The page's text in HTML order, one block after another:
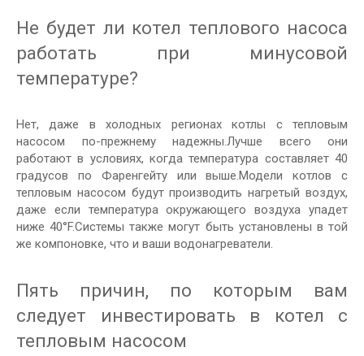
Не будет ли котел теплового насоса
работать при минусовой
температуре?
Нет, даже в холодных регионах котлы с тепловым
насосом по-прежнему надежны.Лучше всего они
работают в условиях, когда температура составляет 40
градусов по Фаренгейту или выше.Модели котлов с
тепловым насосом будут производить нагретый воздух,
даже если температура окружающего воздуха упадет
ниже 40°F.Системы также могут быть установлены в той
же компоновке, что и ваши водонагреватели.
Пять причин, по которым вам
следует инвестировать в котел с
тепловым насосом